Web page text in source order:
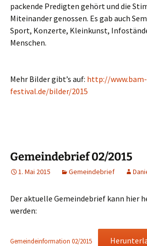
packende Predigten gehört und die
Miteinander genossen. Es gab auch
Sport, Konzerte, Kleinkunst,
Menschen.
Mehr Bilder gibt’s auf: http://www.bam-
festival.de/bilder/2015
Gemeindebrief 02/2015
1. Mai 2015 Gemeindebrief
Der aktuelle Gemeindebrief kann hier
werden:
Gemeindeinformation 02/2015